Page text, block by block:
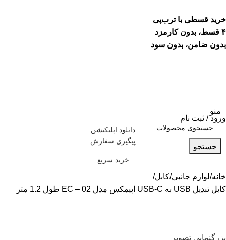
خرید قسطی با ترب‌پی
۴ قسط، بدون کارمزد
بدون ضامن، بدون سود
ورود / ثبت نام
دانلود اپلیکیشن
پیگیری سفارش
منو
جستجو
خرید سریع
خانه لوازم جانبی کابل
کابل تبدیل USB به USB-C اپیمکس مدل EC – 02 طول 1.2 متر
بزرگنمایی تصویر